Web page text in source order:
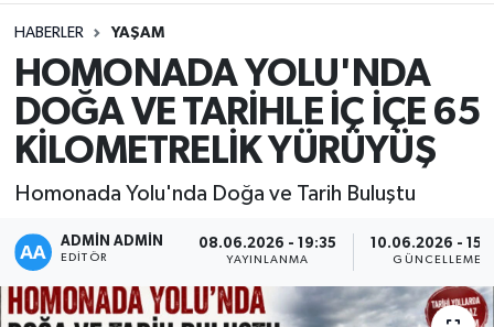
HABERLER YAŞAM
HOMONADA YOLU'NDA
DOĞA VE TARİHLE İÇ İÇE 65
KİLOMETRELİK YÜRÜYÜŞ
Homonada Yolu'nda Doğa ve Tarih Buluştu
ADMIN ADMIN
EDITÖR
08.06.2026 - 19:35
YAYINLANMA
10.06.2026 -
GÜNCELLEME
Eğitim
Ekonomi
Foto Galeri
Gündem
Kültür Sanat
Sağlık
Karaman Namaz Vakitleri
Trafik Durumu
Süper Lig Puan Durumu ve Fikstür
Tüm Manşetler
Son Dakika Haberleri
Haber Arşivi